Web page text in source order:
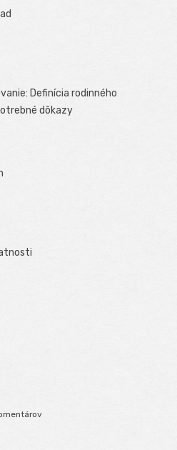
Definícia rodinného
dôkazy